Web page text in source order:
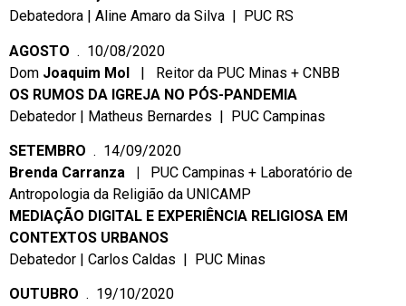
Debatedora | Aline Amaro da Silva | PUC RS
AGOSTO . 10/08/2020
Dom Joaquim Mol | Reitor da PUC Minas + CNBB
OS RUMOS DA IGREJA NO PÓS-PANDEMIA
Debatedor | Matheus Bernardes | PUC Campinas
SETEMBRO . 14/09/2020
Brenda Carranza | PUC Campinas + Laboratório de
Antropologia da Religião da UNICAMP
MEDIAÇÃO DIGITAL E EXPERIÊNCIA RELIGIOSA EM
CONTEXTOS URBANOS
Debatedor | Carlos Caldas | PUC Minas
OUTUBRO . 19/10/2020